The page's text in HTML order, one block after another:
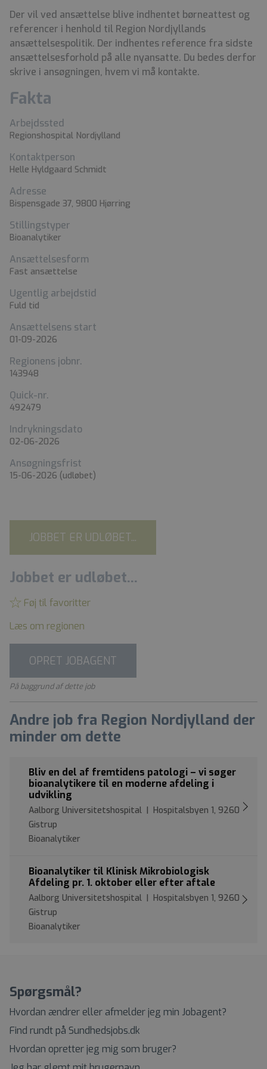
Der vil ved ansættelse blive indhentet børneattest og
referencer i henhold til Region Nordjyllands
ansættelsespolitik. Der indhentes reference fra sidste
ansættelsesforhold på alle nyansatte. Du bedes derfor
skrive i ansøgningen, hvem vi må kontakte.
Fakta
Arbejdssted
Regionshospital Nordjylland
Kontaktperson
Helle Hyldgaard Schmidt
Adresse
Bispensgade 37, 9800 Hjørring
Stillingstyper
Bioanalytiker
Ansættelsesform
Fast ansættelse
Ugentlig arbejdstid
Fuld tid
Ansættelsens start
01-09-2026
Regionens jobnr.
143948
Quick-nr.
492479
Indrykningsdato
02-06-2026
Ansøgningsfrist
15-06-2026 (udløbet)
JOBBET ER UDLØBET...
Jobbet er udløbet...
Føj til favoritter
Læs om regionen
OPRET JOBAGENT
På baggrund af dette job
Andre job fra Region Nordjylland der
minder om dette
Bliv en del af fremtidens patologi – vi søger
bioanalytikere til en moderne afdeling i
udvikling
Aalborg Universitetshospital | Hospitalsbyen 1, 9260
Gistrup
Bioanalytiker
Bioanalytiker til Klinisk Mikrobiologisk
Afdeling pr. 1. oktober eller efter aftale
Aalborg Universitetshospital | Hospitalsbyen 1, 9260
Gistrup
Bioanalytiker
Spørgsmål?
Hvordan ændrer eller afmelder jeg min Jobagent?
Find rundt på Sundhedsjobs.dk
Hvordan opretter jeg mig som bruger?